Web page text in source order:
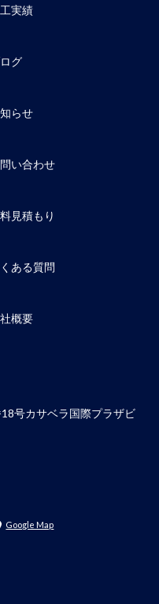
実績
グ
らせ
い合わせ
見積もり
ある質問
概要
号カサベラ国際プラザビ
Google Map